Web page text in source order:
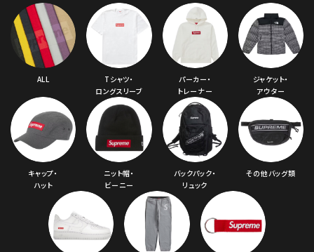
ALL
Tシャツ・
ロングスリーブ
パーカー・
トレーナー
ジャケット・
アウター
キャップ・
ハット
ニット帽・
ビーニー
バックパック・
リュック
その他バッグ類